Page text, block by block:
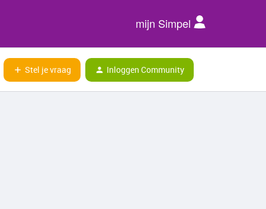
mijn Simpel
Stel je vraag Inloggen Community